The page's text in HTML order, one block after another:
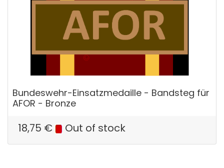
Bundeswehr-Einsatzmedaille - Bandsteg für
AFOR - Bronze
18,75 € Out of stock